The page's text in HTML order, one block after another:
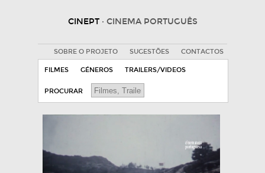
CINEPT · CINEMA PORTUGUÊS
SOBRE O PROJETO SUGESTÕES CONTACTOS
FILMES GÉNEROS TRAILERS/VIDEOS
PROCURAR